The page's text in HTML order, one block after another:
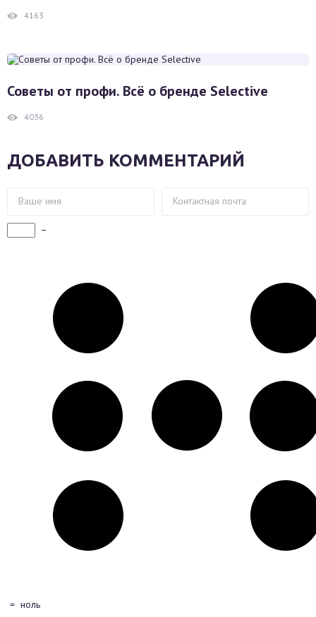
4163
Советы от профи. Всё о бренде Selective
4036
ДОБАВИТЬ КОММЕНТАРИЙ
−
= ноль